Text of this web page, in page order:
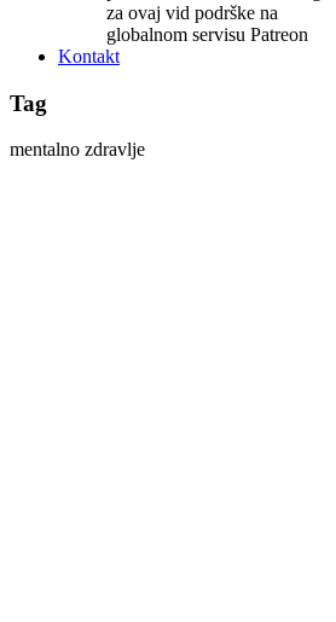
za ovaj vid podrške na
globalnom servisu Patreon
Kontakt
Tag
mentalno zdravlje